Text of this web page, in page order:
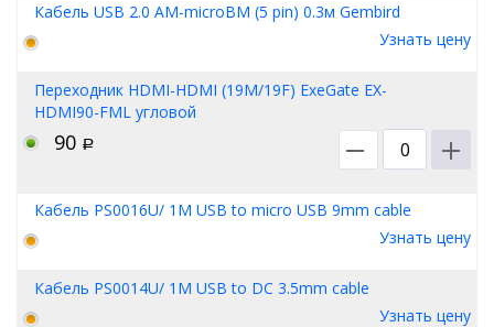
Кабель USB 2.0 AM-microBM (5 pin) 0.3м Gembird
Узнать цену
Переходник HDMI-HDMI (19M/19F) ExeGate EX-
HDMI90-FML угловой
90 Р
Кабель PS0016U/ 1M USB to micro USB 9mm cable
Узнать цену
Кабель PS0014U/ 1M USB to DC 3.5mm cable
Узнать цену